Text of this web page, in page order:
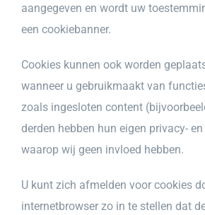
aangegeven en wordt uw
een cookiebanner.
Cookies kunnen ook worden
wanneer u gebruikmaakt van
zoals ingesloten content
derden hebben hun eigen privacy-
waarop wij geen invloed hebben.
U kunt zich afmelden voor cookies
internetbrowser zo in te stellen dat